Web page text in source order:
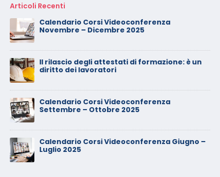
Articoli Recenti
Calendario Corsi Videoconferenza
Novembre – Dicembre 2025
Il rilascio degli attestati di formazione: è un
diritto dei lavoratori
Calendario Corsi Videoconferenza
Settembre – Ottobre 2025
Calendario Corsi Videoconferenza Giugno –
Luglio 2025